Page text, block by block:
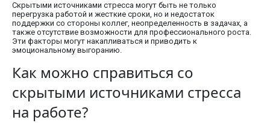
Скрытыми источниками стресса могут быть не только
перегрузка работой и жесткие сроки, но и недостаток
поддержки со стороны коллег, неопределенность в задачах, а
также отсутствие возможности для профессионального роста.
Эти факторы могут накапливаться и приводить к
эмоциональному выгоранию.
Как можно справиться со
скрытыми источниками стресса
на работе?